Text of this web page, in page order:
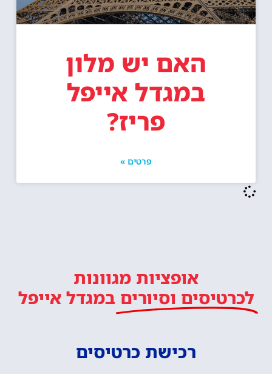
האם יש מלון
במגדל אייפל
פריז?
פרטים »
אופציות מגוונות
לכרטיסים וסיורים במגדל אייפל
רכישת כרטיסים